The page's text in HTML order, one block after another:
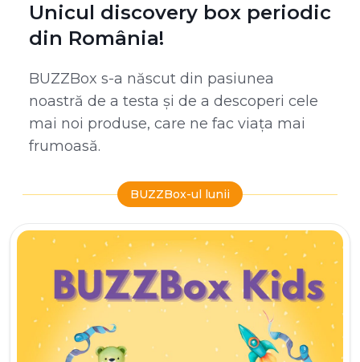
Unicul discovery box periodic
din România!
BUZZBox s-a născut din pasiunea
noastră de a testa și de a descoperi cele
mai noi produse, care ne fac viața mai
frumoasă.
BUZZBox-ul lunii